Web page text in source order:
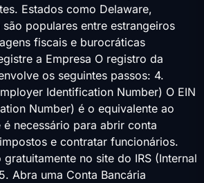
Estados como Delaware,
populares entre estrangeiros
fiscais e burocráticas
a Empresa O registro da
os seguintes passos: 4.
Identification Number) O EIN
Number) é o equivalente ao
é necessário para abrir conta
e contratar funcionários.
no site do IRS (Internal
Abra uma Conta Bancária